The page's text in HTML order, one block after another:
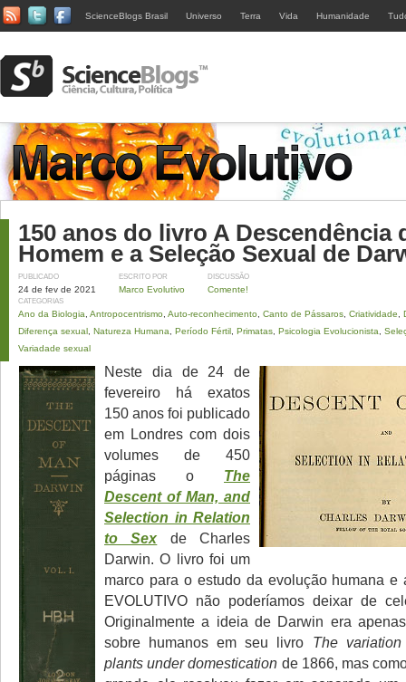
ScienceBlogs Brasil Universo Terra Vida Humanidade
150 anos do livro A Descendência
Homem e a Seleção Sexual de
PUBLICADO
24 de fev de 2021
ESCRITO POR
Marco Evolutivo
DISCUSSÃO
Comente!
CATEGORIAS
Ano da Biologia Antropocentrismo Auto-reconhecimento Canto de Pássaros Criatividade
Diferença sexual Natureza Humana Período Fértil Primatas Psicologia Evolucionista
Variadade sexual
Neste dia de 24 de
fevereiro há exatos
150 anos foi publicado
em Londres com dois
volumes de 450
páginas o The
Descent of Man, and
Selection in Relation
to Sexde Charles
Darwin. O livro foi um
marco para o estudo da evolução humana e
EVOLUTIVO não poderíamos deixar de
Originalmente a ideia de Darwin era
sobre humanos em seu livro The
plants under domestication de 1866, mas